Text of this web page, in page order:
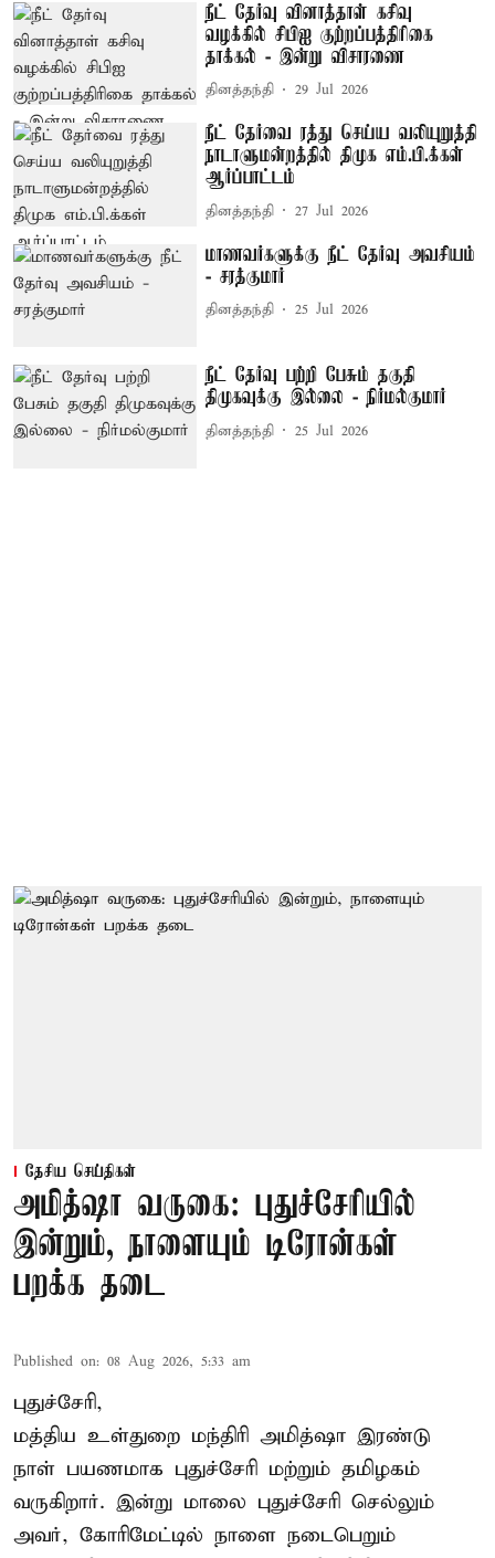
நீட் தேர்வு வினாத்தாள் கசிவு
வழக்கில் சிபிஐ குற்றப்பத்திரிகை
தாக்கல் - இன்று விசாரணை
தினத்தந்தி 29 Jul 2026
நீட் தேர்வை ரத்து செய்ய வலியுறுத்தி
நாடாளுமன்றத்தில் திமுக எம்.பி.க்கள்
ஆர்ப்பாட்டம்
தினத்தந்தி 27 Jul 2026
மாணவர்களுக்கு நீட் தேர்வு அவசியம்
- சரத்குமார்
தினத்தந்தி 25 Jul 2026
நீட் தேர்வு பற்றி பேசும் தகுதி
திமுகவுக்கு இல்லை - நிர்மல்குமார்
தினத்தந்தி 25 Jul 2026
தேசிய செய்திகள்
அமித்ஷா வருகை: புதுச்சேரியில்
இன்றும், நாளையும் டிரோன்கள்
பறக்க தடை
Published on: 08 Aug 2026, 5:33 am
புதுச்சேரி,
மத்திய உள்துறை மந்திரி அமித்ஷா இரண்டு
நாள் பயணமாக புதுச்சேரி மற்றும் தமிழகம்
வருகிறார். இன்று மாலை புதுச்சேரி செல்லும்
அவர், கோரிமேட்டில் நாளை நடைபெறும்